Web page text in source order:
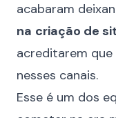
acabaram
na criação de
acreditarem
nesses canais.
Esse é um dos